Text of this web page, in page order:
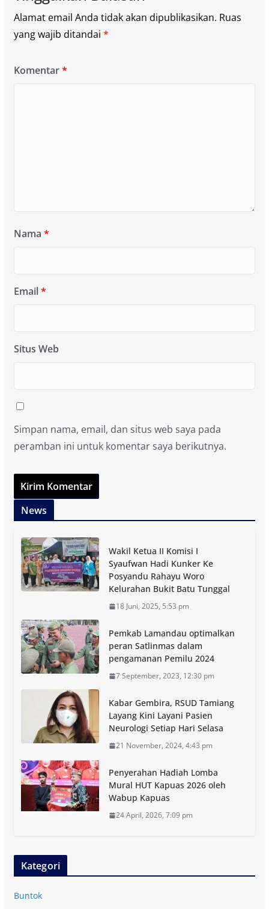
Alamat email Anda tidak akan dipublikasikan. Ruas
yang wajib ditandai *
Komentar*
Nama *
Email*
Situs Web
Simpan nama, email, dan situs web saya pada
peramban ini untuk komentar saya berikutnya.
News
Wakil Ketua II Komisi I
Syaufwan Hadi Kunker Ke
Posyandu Rahayu Woro
Kelurahan Bukit Batu Tunggal
18 Juni, 2025, 5:53 pm
Pemkab Lamandau optimalkan
peran Satlinmas dalam
pengamanan Pemilu 2024
7 September, 2023, 12:30 pm
Kabar Gembira, RSUD Tamiang
Layang Kini Layani Pasien
Neurologi Setiap Hari Selasa
21 November, 2024, 4:43 pm
Penyerahan Hadiah Lomba
Mural HUT Kapuas 2026 oleh
Wabup Kapuas
24 April, 2026, 7:09 pm
Kategori
Buntok